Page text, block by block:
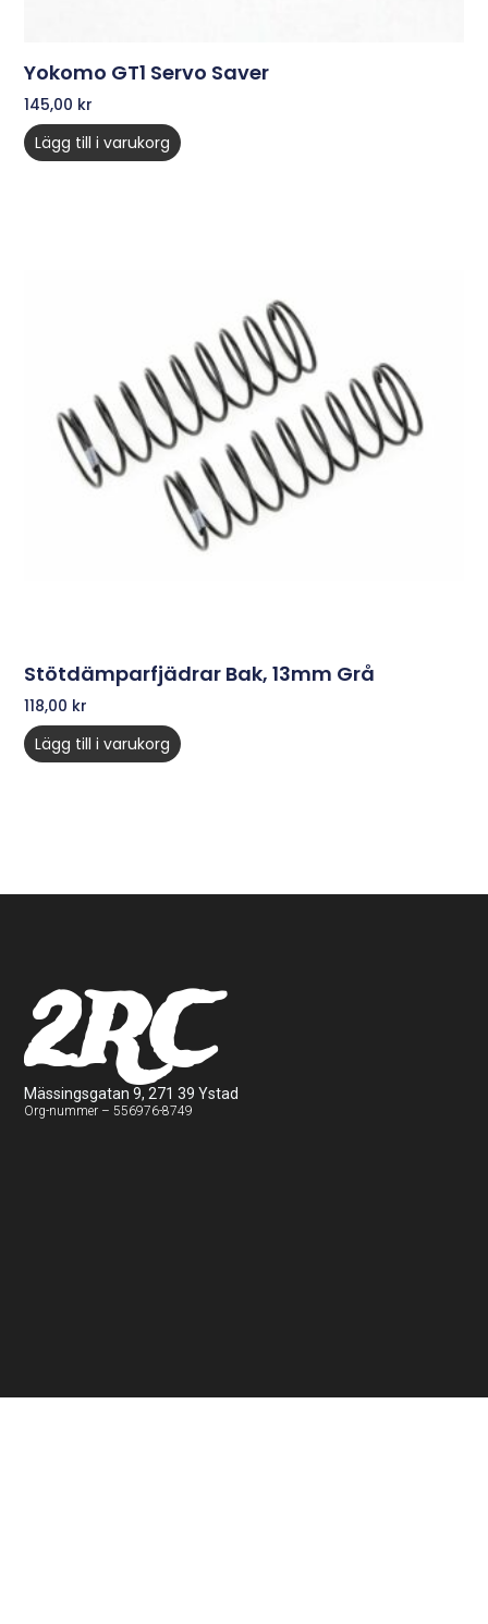
Yokomo GT1 Servo Saver
145,00 kr
Lägg till i varukorg
Stötdämparfjädrar Bak, 13mm Grå
118,00 kr
Lägg till i varukorg
2RC
Mässingsgatan 9, 271 39 Ystad
Org-nummer – 556976-8749